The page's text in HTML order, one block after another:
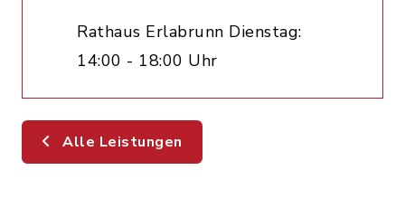
Rathaus Erlabrunn Dienstag:
14:00 - 18:00 Uhr
Alle Leistungen